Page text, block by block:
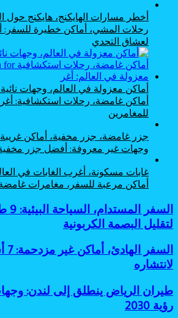
أخطر مسارات الهايكنج، هايكنج حول
رحلات المشي، أماكن خطيرة
لعشاق التحدي
أماكن معزولة في العالم، وجهات
أماكن غامضة، رحلات استكشافية:
للمغامرين
جزر غامضة، جزر مخفية، أماكن غريبة
وجهات غير معروفة: أفضل جزر مخفية
غابات مسكونة، أغرب الغابات في
أماكن مرعبة للسفر، مغامرات
السفر
المستدام،
السياحة
البيئية:
9
طرق
وفعالة
لتقليل
البصمة
لتقليل البصمة الكربونية
السفر
الهادئ،
أماكن
مزدحمة:
7
لانتشاره
طيران
الرياض
ينطلق
طيران الرياض ينطلق إلى لندن:
رؤية 2030